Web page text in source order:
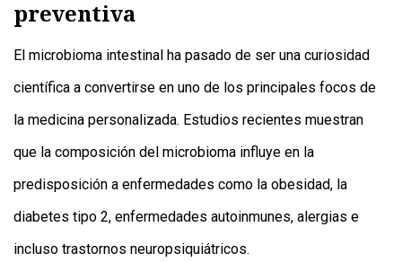
preventiva
El microbioma intestinal ha pasado de ser una curiosidad
científica a convertirse en uno de los principales focos de
la medicina personalizada. Estudios recientes muestran
que la composición del microbioma influye en la
predisposición a enfermedades como la obesidad, la
diabetes tipo 2, enfermedades autoinmunes, alergias e
incluso trastornos neuropsiquiátricos.